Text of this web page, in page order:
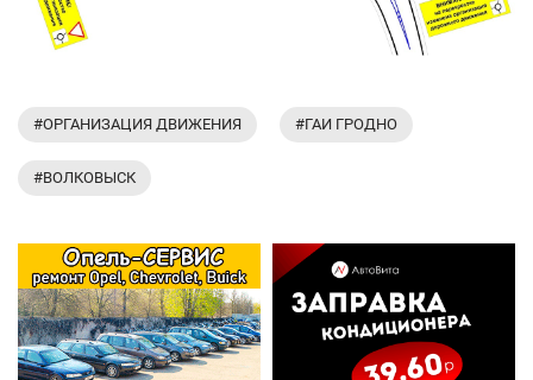
#ОРГАНИЗАЦИЯ ДВИЖЕНИЯ #ГАИ ГРОДНО
#ВОЛКОВЫСК